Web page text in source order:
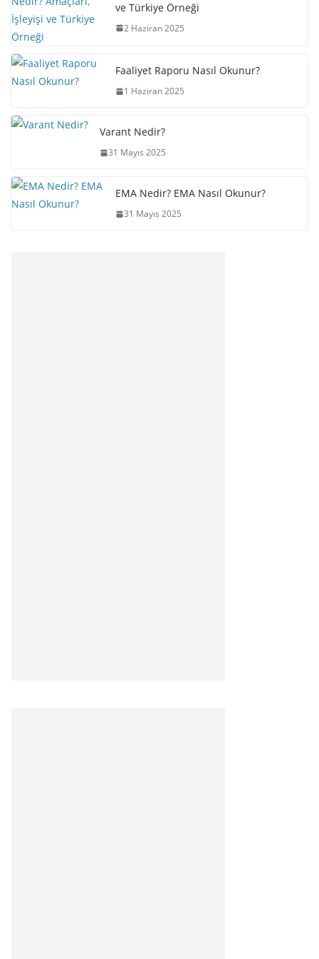
ve Türkiye Örneği
2 Haziran 2025
Faaliyet Raporu Nasıl Okunur?
1 Haziran 2025
Varant Nedir?
31 Mayıs 2025
EMA Nedir? EMA Nasıl Okunur?
31 Mayıs 2025